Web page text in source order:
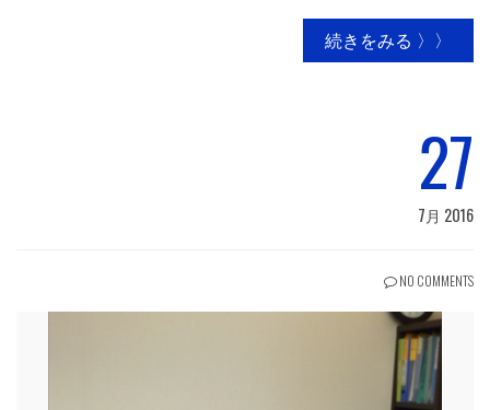
続きをみる 〉〉
27
7月 2016
NO COMMENTS